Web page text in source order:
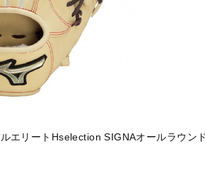
エリートHselection SIGNAオールラウン